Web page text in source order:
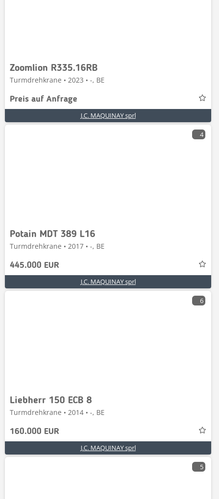
Zoomlion R335.16RB
Turmdrehkrane • 2023 • -, BE
Preis auf Anfrage
J.C. MAQUINAY sprl
4
Potain MDT 389 L16
Turmdrehkrane • 2017 • -, BE
445.000 EUR
J.C. MAQUINAY sprl
6
Liebherr 150 ECB 8
Turmdrehkrane • 2014 • -, BE
160.000 EUR
J.C. MAQUINAY sprl
5